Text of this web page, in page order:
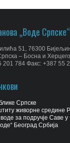
„Воде Српске“
51, 76300
– Босна и
201 784 Факс: +387 55
Српске
живорне средине
воде за подручје Саве
Београд Србија